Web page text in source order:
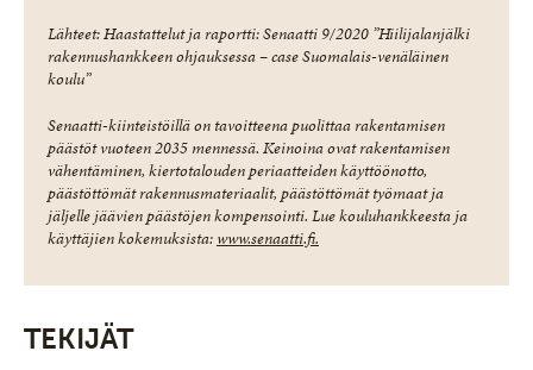
Lähteet: Haastattelut ja raportti: Senaatti 9/2020 ”Hiilijalanjälki
rakennushankkeen ohjauksessa – case Suomalais-venäläinen
koulu”
Senaatti-kiinteistöillä on tavoitteena puolittaa rakentamisen
päästöt vuoteen 2035 mennessä. Keinoina ovat rakentamisen
vähentäminen, kiertotalouden periaatteiden käyttöönotto,
päästöttömät rakennusmateriaalit, päästöttömät työmaat ja
jäljelle jäävien päästöjen kompensointi. Lue kouluhankkeesta ja
käyttäjien kokemuksista:www.senaatti.fi.
TEKIJÄT